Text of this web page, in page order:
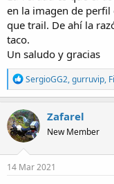
en la imagen de
que trail. De ahí la
taco.
Un saludo y gracias
R
e
a
c
t
i
o
n
s
SergioGG2,gurruvip,
Zafarel
New Member
14 Mar 2021